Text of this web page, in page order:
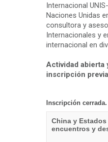
Internacional
Naciones Unidas
consultora y
Internacionales y
internacional en
Actividad abierta
inscripción